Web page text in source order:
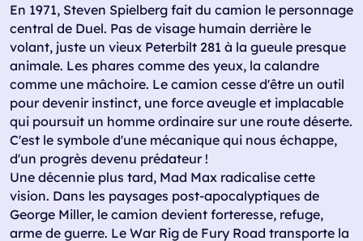
En 1971, Steven Spielberg fait du camion le personnage
central de Duel. Pas de visage humain derrière le
volant, juste un vieux Peterbilt 281 à la gueule presque
animale. Les phares comme des yeux, la calandre
comme une mâchoire. Le camion cesse d'être un outil
pour devenir instinct, une force aveugle et implacable
qui poursuit un homme ordinaire sur une route déserte.
C'est le symbole d'une mécanique qui nous échappe,
d'un progrès devenu prédateur !
Une décennie plus tard, Mad Max radicalise cette
vision. Dans les paysages post-apocalyptiques de
George Miller, le camion devient forteresse, refuge,
arme de guerre. Le War Rig de Fury Road transporte la